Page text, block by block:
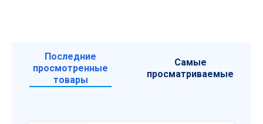
Последние
просмотренные
товары
Самые
просматриваемые